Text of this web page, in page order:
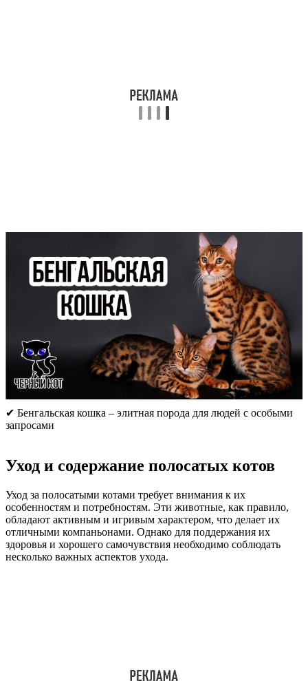
✔ Бенгальская кошка – элитная порода для людей с особыми
запросами
Уход и содержание полосатых котов
Уход за полосатыми котами требует внимания к их
особенностям и потребностям. Эти животные, как правило,
обладают активным и игривым характером, что делает их
отличными компаньонами. Однако для поддержания их
здоровья и хорошего самочувствия необходимо соблюдать
несколько важных аспектов ухода.